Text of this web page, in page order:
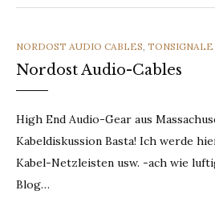
CATEGORIES
NORDOST AUDIO CABLES, TONSIGNALE
Nordost Audio-Cables
High End Audio-Gear aus
Kabeldiskussion Basta! Ich werde
Kabel-Netzleisten usw. -ach wie
Blog…